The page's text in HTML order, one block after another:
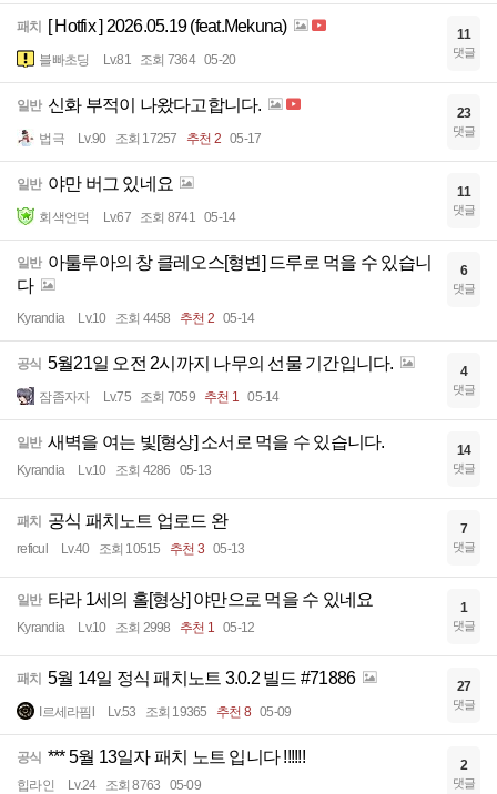
패치 [ Hotfix ] 2026.05.19 (feat.Mekuna)
블빠초딩 Lv.81 조회 7364 05-20
11
댓글
일반 신화 부적이 나왔다고합니다.
법극 Lv.90 조회 17257 추천 2 05-17
23
댓글
일반 야만 버그 있네요
회색언덕 Lv.67 조회 8741 05-14
11
댓글
일반 아툴루아의 창 클레오스[형변] 드루로 먹을 수 있습니
다
Kyrandia Lv.10 조회 4458 추천 2 05-14
6
댓글
공식 5월21일 오전 2시까지 나무의 선물 기간입니다.
잠좀자자 Lv.75 조회 7059 추천 1 05-14
4
댓글
일반 새벽을 여는 빛[형상] 소서로 먹을 수 있습니다.
Kyrandia Lv.10 조회 4286 05-13
14
댓글
패치 공식 패치노트 업로드 완
reficul Lv.40 조회 10515 추천 3 05-13
7
댓글
일반 타라 1세의 홀[형상] 야만으로 먹을 수 있네요
Kyrandia Lv.10 조회 2998 추천 1 05-12
1
댓글
패치 5월 14일 정식 패치노트 3.0.2 빌드 #71886
I르세라핌l Lv.53 조회 19365 추천 8 05-09
27
댓글
공식 *** 5월 13일자 패치 노트 입니다 !!!!!!
힙라인 Lv.24 조회 8763 05-09
2
댓글